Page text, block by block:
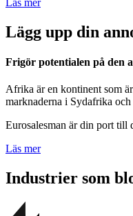
Lägg upp din
Frigör potentialen på den
Afrika är en kontinent som
marknaderna i Sydafrika
Eurosalesman är din port till
Läs mer
Industrier som